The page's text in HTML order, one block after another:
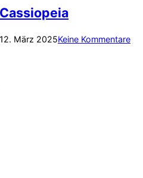
12. März 2025Keine Kommentare